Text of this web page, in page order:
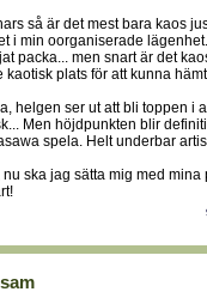
så är det mest bara kaos
i min oorganiserade
packa... men snart är det
kaotisk plats för att kunna
helgen ser ut att bli toppen i
Men höjdpunkten blir
spela. Helt underbar
nu ska jag sätta mig med